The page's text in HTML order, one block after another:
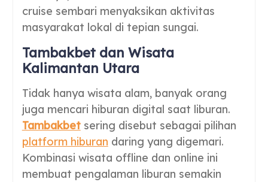
cruise sembari menyaksikan aktivitas
masyarakat lokal di tepian sungai.
Tambakbet dan Wisata
Kalimantan Utara
Tidak hanya wisata alam, banyak orang
juga mencari hiburan digital saat liburan.
Tambakbetsering disebut sebagai pilihan
platform hiburan daring yang digemari.
Kombinasi wisata offline dan online ini
membuat pengalaman liburan semakin